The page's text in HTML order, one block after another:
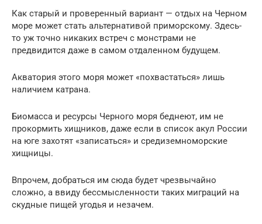
Как старый и проверенный вариант — отдых на Черном
море может стать альтернативой приморскому. Здесь-
то уж точно никаких встреч с монстрами не
предвидится даже в самом отдаленном будущем.
Акватория этого моря может «похвастаться» лишь
наличием катрана.
Биомасса и ресурсы Черного моря беднеют, им не
прокормить хищников, даже если в список акул России
на юге захотят «записаться» и средиземноморские
хищницы.
Впрочем, добраться им сюда будет чрезвычайно
сложно, а ввиду бессмысленности таких миграций на
скудные пищей угодья и незачем.